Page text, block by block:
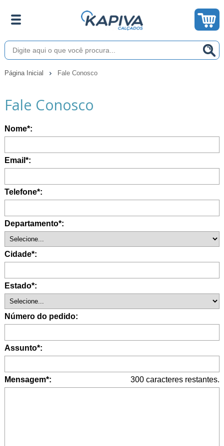
Página Inicial Fale Conosco
Fale Conosco
Nome*:
Email*:
Telefone*:
Departamento*:
Cidade*:
Estado*:
Número do pedido:
Assunto*:
Mensagem*: 300 caracteres restantes.